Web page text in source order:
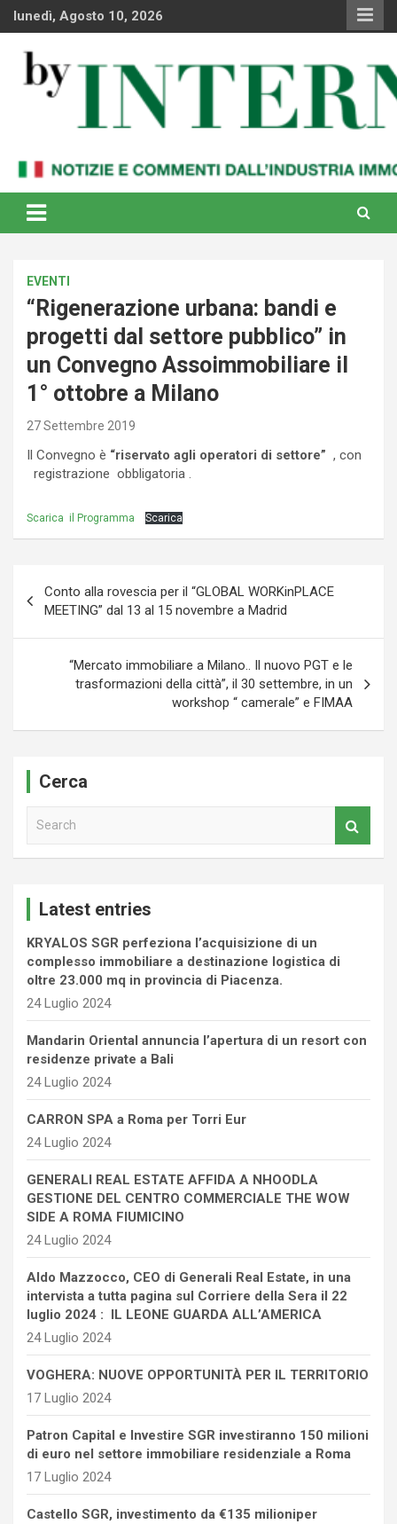
Skiplunedì, Agosto 10, 2026
By Internews
internazionale
EVENTI
“Rigenerazione urbana: bandi e
progetti dal settore pubblico” in
un Convegno Assoimmobiliare il
1° ottobre a Milano
27 Settembre 2019
Il Convegno è “riservato agli operatori di settore” , con
registrazione obbligatoria .
Scarica il Programma Scarica
articoli
Conto alla rovescia per il “GLOBAL WORKinPLACE
MEETING” dal 13 al 15 novembre a Madrid
“Mercato immobiliare a Milano.. Il nuovo PGT e le
trasformazioni della città”, il 30 settembre, in un
workshop “ camerale” e FIMAA
Cerca
Latest entries
KRYALOS SGR perfeziona l’acquisizione di un
complesso immobiliare a destinazione logistica di
oltre 23.000 mq in provincia di Piacenza.
24 Luglio 2024
Mandarin Oriental annuncia l’apertura di un resort con
residenze private a Bali
24 Luglio 2024
CARRON SPA a Roma per Torri Eur
24 Luglio 2024
GENERALI REAL ESTATE AFFIDA A NHOODLA
GESTIONE DEL CENTRO COMMERCIALE THE WOW
SIDE A ROMA FIUMICINO
24 Luglio 2024
Aldo Mazzocco, CEO di Generali Real Estate, in una
intervista a tutta pagina sul Corriere della Sera il 22
luglio 2024 : IL LEONE GUARDA ALL’AMERICA
24 Luglio 2024
VOGHERA: NUOVE OPPORTUNITÀ PER IL TERRITORIO
17 Luglio 2024
Patron Capital e Investire SGR investiranno 150 milioni
di euro nel settore immobiliare residenziale a Roma
17 Luglio 2024
Castello SGR, investimento da €135 milioniper